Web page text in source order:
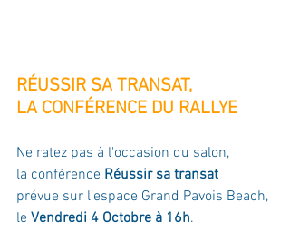
RÉUSSIR SA TRANSAT,
LA CONFÉRENCE DU RALLYE
Ne ratez pas à l'occasion du salon,
la conférence Réussir sa transat
prévue sur l’espace Grand Pavois Beach,
le Vendredi 4 Octobre à 16h.